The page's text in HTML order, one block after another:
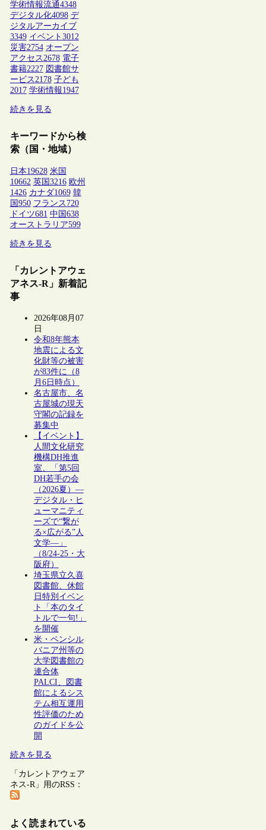
学術情報流通4348
デジタル化4098 デ
ジタルアーカイブ
3349 イベント 3012
災害2754 オープン
アクセス2678 電子
書籍2227 図書館サ
ービス2178 子ども
2017 学術情報1947
続きを見る
キーワードから検
索（国・地域）
日本19628 米国
10662 英国3216 欧州
1426 カナダ1069 韓
国950 フランス 720
ドイツ681 中国638
オーストラリア599
続きを見る
「カレントアウェ
アネス-R」新着記
事
2026年08月07
日
令和8年熊本
地震による文
化財等の被害
が83件に（8
月6日時点）
名古屋市、名
古屋城の現天
守閣の記録を
募集中
【イベント】
人間文化研究
機構DH推進
室、「第5回
DH若手の会
（2026夏）―
デジタル・ヒ
ューマニティ
ーズで“繋が
る×広がる”人
文学―」
（8/24-25・大
阪府）
埼玉県立久喜
図書館、休館
日特別イベン
ト「本のタイ
トルで一句!」
を開催
米・ペンシル
バニア州等の
大学図書館の
連合体
PALCI、図書
館によるシス
テム相互運用
性評価のため
のガイドを公
開
続きを見る
「カレントアウェア
ネス-R」用のRSS：
よく読まれている